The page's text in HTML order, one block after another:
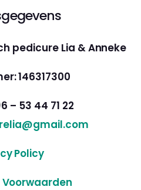
pedicure Lia & Anneke
146317300
– 53 44 71 22
Policy